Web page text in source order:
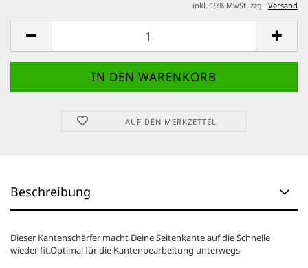
inkl. 19% MwSt. zzgl. Versand
AUF DEN MERKZETTEL
Beschreibung
Dieser Kantenschärfer macht Deine Seitenkante auf die Schnelle
wieder fit.Optimal für die Kantenbearbeitung unterwegs